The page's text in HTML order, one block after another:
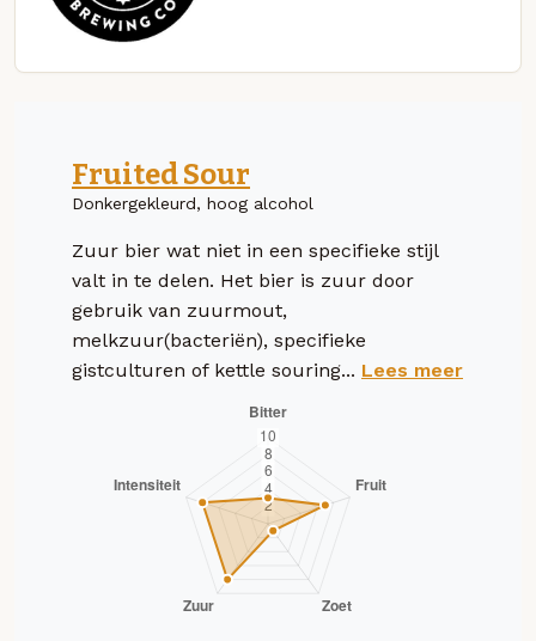
Fruited Sour
Donkergekleurd, hoog alcohol
Zuur bier wat niet in een specifieke stijl
valt in te delen. Het bier is zuur door
gebruik van zuurmout,
melkzuur(bacteriën), specifieke
gistculturen of kettle souring... Lees meer